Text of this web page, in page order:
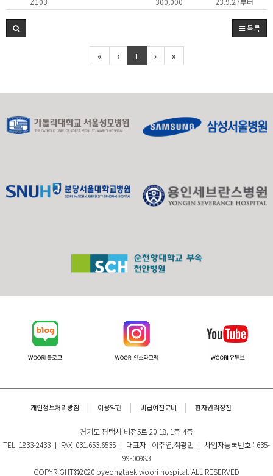
목록
1
개인정보처리방침 이용약관 비급여진료비 환자권리장전
경기도 평택시 비전5로 20-18, 1층-4층
TEL. 1833-2433 ㅣ FAX. 031.653.6535 ㅣ 대표자 : 이주엽,최광민 ㅣ 사업자등록번호 : 635-
99-00983
COPYRIGHT 2020 pyeongtaek woori hospital. ALL RESERVED